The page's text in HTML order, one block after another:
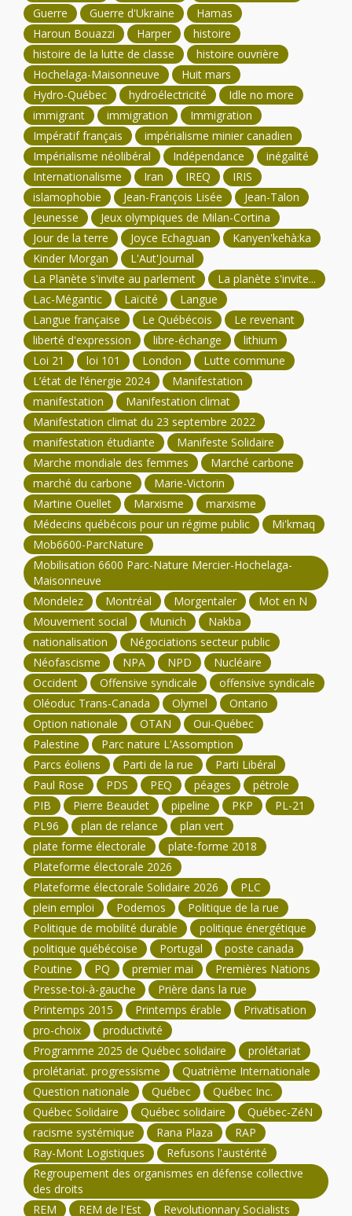
Guerre
Guerre d'Ukraine
Hamas
Haroun Bouazzi
Harper
histoire
histoire de la lutte de classe
histoire ouvrière
Hochelaga-Maisonneuve
Huit mars
Hydro-Québec
hydroélectricité
Idle no more
immigrant
immigration
Immigration
Impératif français
impérialisme minier canadien
Impérialisme néolibéral
Indépendance
inégalité
Internationalisme
Iran IREQ
IRIS
islamophobie
Jean-François Lisée
Jean-Talon
Jeunesse
Jeux olympiques de Milan-Cortina
Jour de la terre
Joyce Echaguan
Kanyen'kehà:ka
Kinder Morgan
L'Aut'Journal
La Planète s'invite au parlement
La planète s'invite...
Lac-Mégantic
Laïcité
Langue
Langue française
Le Québécois
Le revenant
liberté d'expression
libre-échange
lithium
Loi 21
loi 101 London
Lutte commune
L’état de l’énergie 2024
Manifestation
manifestation
Manifestation climat
Manifestation climat du 23 septembre 2022
manifestation étudiante
Manifeste Solidaire
Marche mondiale des femmes
Marché carbone
marché du carbone
Marie-Victorin
Martine Ouellet
Marxisme
marxisme
Médecins québécois pour un régime public
Mi'kmaq
Mob6600-ParcNature
Mobilisation 6600 Parc-Nature Mercier-Hochelaga-
Maisonneuve
Mondelez
Montréal Morgentaler
Mot en N
Mouvement social
Munich
Nakba
nationalisation
Négociations secteur public
Néofascisme
NPA NPD
Nucléaire
Occident
Offensive syndicale
offensive syndicale
Oléoduc Trans-Canada
Olymel
Ontario
Option nationale
OTAN
Oui-Québec
Palestine
Parc nature L'Assomption
Parcs éoliens
Parti de la rue
Parti Libéral
Paul Rose
PDS PEQ péages
pétrole
PIB
Pierre Beaudet pipeline PKP
PL-21
PL96
plan de relance
plan vert
plate forme électorale
plate-forme 2018
Plateforme électorale 2026
Plateforme électorale Solidaire 2026
PLC
plein emploi
Podemos
Politique de la rue
Politique de mobilité durable
politique énergétique
politique québécoise
Portugal
poste canada
Poutine
PQ premier mai
Premières Nations
Presse-toi-à-gauche
Prière dans la rue
Printemps 2015
Printemps érable
Privatisation
pro-choix
productivité
Programme 2025 de Québec solidaire
prolétariat
prolétariat. progressisme
Quatrième Internationale
Question nationale
Québec
Québec Inc.
Québec Solidaire
Québec solidaire
Québec-ZéN
racisme systémique
Rana Plaza
RAP
Ray-Mont Logistiques
Refusons l'austérité
Regroupement des organismes en défense collective
des droits
REM
REM de l'Est
Revolutionnary Socialists